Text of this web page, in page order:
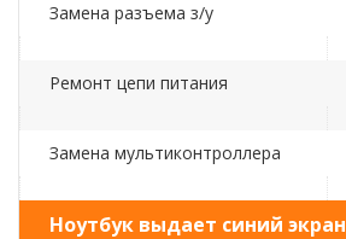
Замена разъема з/у
Ремонт цепи питания
Замена мультиконтроллера
Ноутбук выдает синий экран